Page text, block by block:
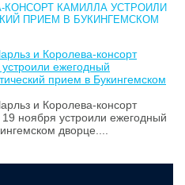
КАМИЛЛА УСТРОИЛИ
ПРИЕМ В БУКИНГЕМСКОМ
и Королева-консорт
ежегодный
прием в Букингемском
и Королева-консорт
ноября устроили ежегодный
дворце....